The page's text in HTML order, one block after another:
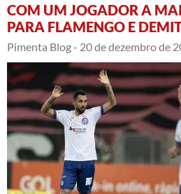
COM UM JOGADOR A
PARA FLAMENGO E
Pimenta Blog - 20 de dezembro de